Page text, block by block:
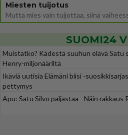
Miesten tuijotus
SUOMI24
Muistatko? Kädestä suuhun elävä Satu
Henry-miljonääriltä
Ikäviä uutisia Elämäni biisi -
pettymys
Apu: Satu Silvo paljastaa - Näin